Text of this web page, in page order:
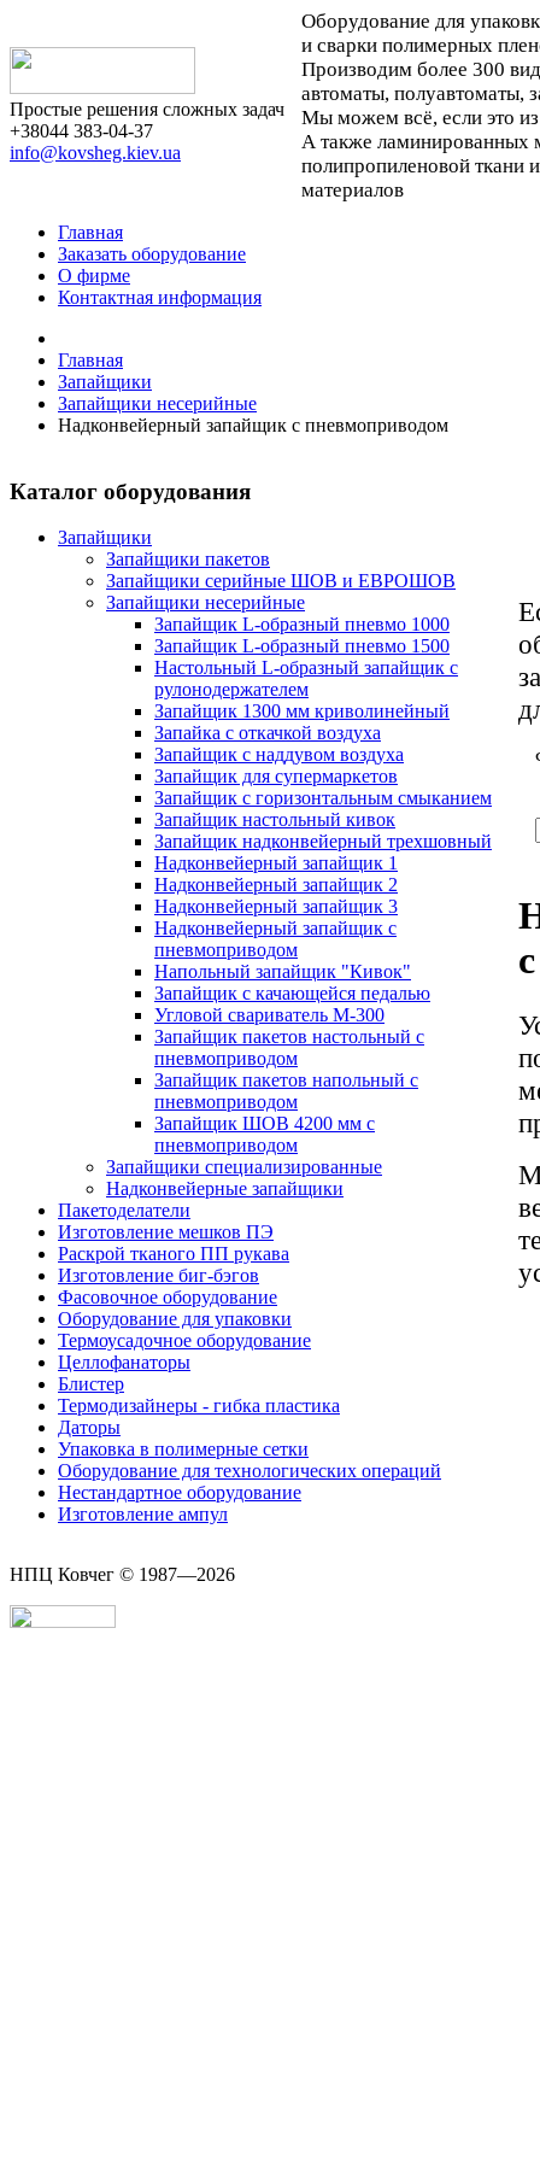
Простые решения сложных задач
+38044 383-04-37
info@kovsheg.kiev.ua
Оборудование для
и сварки полимерных
Производим более 300
автоматы, полуавтоматы,
Мы можем всё, если это
А также ламинированных
полипропиленовой ткани
материалов
Главная
Заказать оборудование
О фирме
Контактная информация
Главная
Запайщики
Запайщики несерийные
Надконвейерный запайщик с пневмоприводом
Каталог оборудования
Запайщики
Запайщики пакетов
Запайщики серийные ШОВ и ЕВРОШОВ
Запайщики несерийные
Запайщик L-образный пневмо 1000
Запайщик L-образный пневмо 1500
Настольный L-образный запайщик с
рулонодержателем
Запайщик 1300 мм криволинейный
Запайка с откачкой воздуха
Запайщик с наддувом воздуха
Запайщик для супермаркетов
Запайщик с горизонтальным смыканием
Запайщик настольный кивок
Запайщик надконвейерный трехшовный
Надконвейерный запайщик 1
Надконвейерный запайщик 2
Надконвейерный запайщик 3
Надконвейерный запайщик с
пневмоприводом
Напольный запайщик "Кивок"
Запайщик с качающейся педалью
Угловой свариватель М-300
Запайщик пакетов настольный с
пневмоприводом
Запайщик пакетов напольный с
пневмоприводом
Запайщик ШОВ 4200 мм с
пневмоприводом
Запайщики специализированные
Надконвейерные запайщики
Пакетоделатели
Изготовление мешков ПЭ
Раскрой тканого ПП рукава
Изготовление биг-бэгов
Фасовочное оборудование
Оборудование для упаковки
Термоусадочное оборудование
Целлофанаторы
Блистер
Термодизайнеры - гибка пластика
Даторы
Упаковка в полимерные сетки
Оборудование для технологических операций
Нестандартное оборудование
Изготовление ампул
НПЦ Ковчег © 1987—2026